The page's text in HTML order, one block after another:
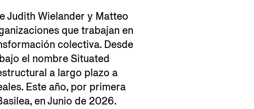
Judith Wielander y Matteo
que trabajan en
colectiva. Desde
el nombre Situated
a largo plazo a
Este año, por primera
en Junio de 2026.